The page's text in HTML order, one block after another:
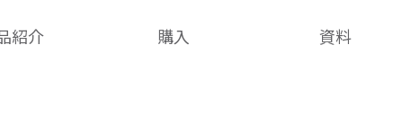
紹介 購入 資料